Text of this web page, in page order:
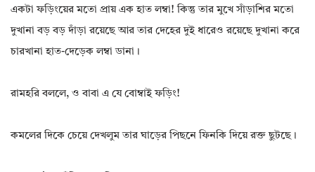
একটা ফড়িংয়ের মতো প্রায় এক হাত লম্বা! কিন্তু তার মুখে সাঁড়াশির মতো
দুখানা বড় বড় দাঁড়া রয়েছে আর তার দেহের দুই ধারেও রয়েছে দুখানা করে
চারখানা হাত-দেড়েক লম্বা ডানা।
রামহরি বললে, ও বাবা এ যে বোম্বাই ফড়িং!
কমলের দিকে চেয়ে দেখলুম তার ঘাড়ের পিছনে ফিনকি দিয়ে রক্ত ছুটছে।